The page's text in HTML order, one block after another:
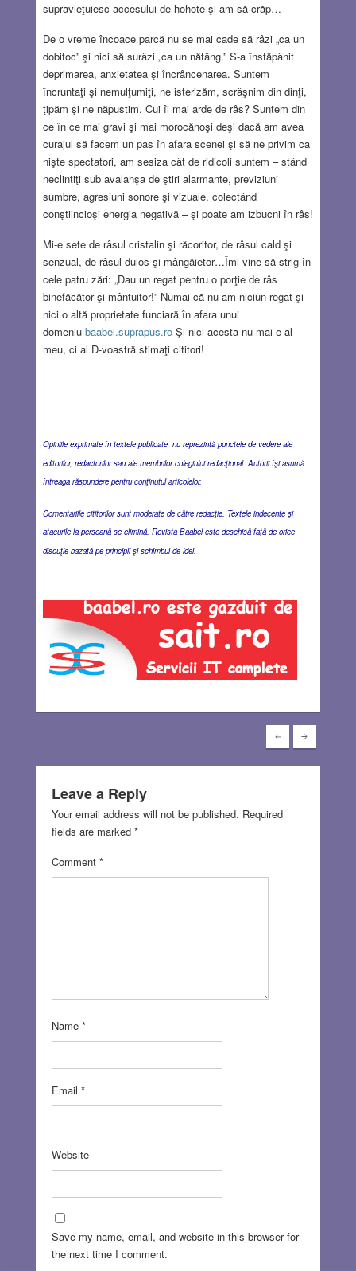
supravieţuiesc accesului de hohote şi am să crăp…
De o vreme încoace parcă nu se mai cade să râzi „ca un
dobitoc” şi nici să surâzi „ca un nătâng.” S-a înstăpânit
deprimarea, anxietatea şi încrâncenarea. Suntem
încruntaţi şi nemulţumiţi, ne isterizăm, scrâşnim din dinţi,
ţipăm şi ne năpustim. Cui îi mai arde de râs? Suntem din
ce în ce mai gravi şi mai morocănoşi deşi dacă am avea
curajul să facem un pas în afara scenei şi să ne privim ca
nişte spectatori, am sesiza cât de ridicoli suntem – stând
neclintiţi sub avalanşa de ştiri alarmante, previziuni
sumbre, agresiuni sonore şi vizuale, colectând
conştiincioşi energia negativă – şi poate am izbucni în râs!
Mi-e sete de râsul cristalin şi răcoritor, de râsul cald şi
senzual, de râsul duios şi mângăietor…Îmi vine să strig în
cele patru zări: „Dau un regat pentru o porţie de râs
binefăcător şi mântuitor!” Numai că nu am niciun regat şi
nici o altă proprietate funciară în afara unui
domeniu baabel.suprapus.roŞi nici acesta nu mai e al
meu, ci al D-voastră stimaţi cititori!
Opiniile exprimate în textele publicate nu reprezintă punctele de vedere ale
editorilor, redactorilor sau ale membrilor colegiului redacţional. Autorii îşi asumă
întreaga răspundere pentru conţinutul articolelor.
Comentariile cititorilor sunt moderate de către redacţie. Textele indecente şi
atacurile la persoană se elimină. Revista Baabel este deschisă faţă de orice
discuţie bazată pe principii şi schimbul de idei.
Leave a Reply
Your email address will not be published. Required
fields are marked *
Comment *
Name *
Email *
Website
Save my name, email, and website in this browser for
the next time I comment.